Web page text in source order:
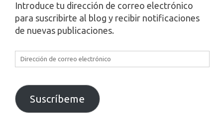
Introduce tu dirección de correo electrónico
para suscribirte al blog y recibir notificaciones
de nuevas publicaciones.
Dirección
de
electrónico
Suscríbeme